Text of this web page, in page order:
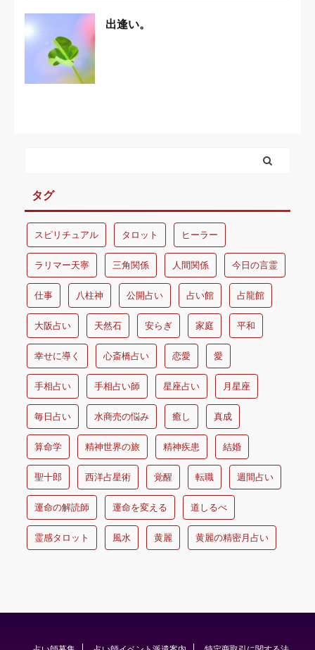
出逢い。
タグ
スピリチュアル タロット ヒーラー
ラリマー天寧 三角関係 人間関係 今日の言霊
仕事 八柱神 公開占い 占い館 占龍館
大阪占い 天然石 安らぎ 家庭 平和
幸せに導く 心斎橋占い 恋愛 愛
手相占い 手相占い師 星座占い 月星座
毎日占い 水商売の悩み 癒し 真成
算命学 精神世界の旅 精神疾患 結婚
聖十郎 西洋占星術 覚醒 転職 週間占い
運命の解読師 運命を変える 道しるべ
霊感タロット 風水 黄麗 黄麗の精密月占い